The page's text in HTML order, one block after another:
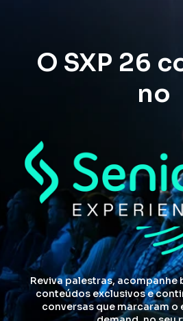
O SXP 26
no
Reviva palestras,
conteúdos exclusivos e
conversas que marcaram o